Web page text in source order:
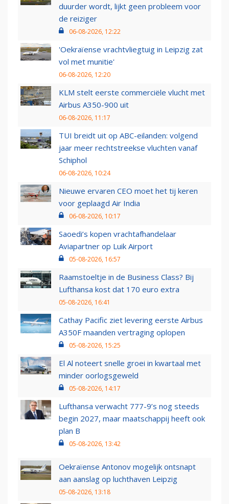
duurder wordt, lijkt geen probleem voor
de reiziger
06-08-2026, 12:22
'Oekraïense vrachtvliegtuig in Leipzig zat
vol met munitie'
06-08-2026, 12:20
KLM stelt eerste commerciële vlucht met
Airbus A350-900 uit
06-08-2026, 11:17
TUI breidt uit op ABC-eilanden: volgend
jaar meer rechtstreekse vluchten vanaf
Schiphol
06-08-2026, 10:24
Nieuwe ervaren CEO moet het tij keren
voor geplaagd Air India
06-08-2026, 10:17
Saoedi’s kopen vrachtafhandelaar
Aviapartner op Luik Airport
05-08-2026, 16:57
Raamstoeltje in de Business Class? Bij
Lufthansa kost dat 170 euro extra
05-08-2026, 16:41
Cathay Pacific ziet levering eerste Airbus
A350F maanden vertraging oplopen
05-08-2026, 15:25
El Al noteert snelle groei in kwartaal met
minder oorlogsgeweld
05-08-2026, 14:17
Lufthansa verwacht 777-9’s nog steeds
begin 2027, maar maatschappij heeft ook
plan B
05-08-2026, 13:42
Oekraïense Antonov mogelijk ontsnapt
aan aanslag op luchthaven Leipzig
05-08-2026, 13:18